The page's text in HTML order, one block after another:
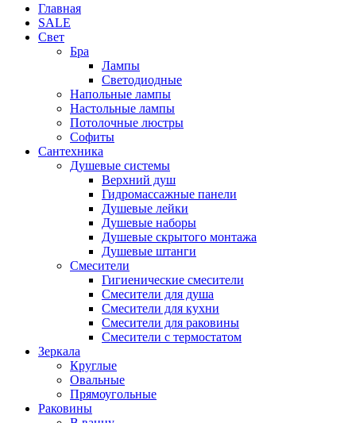
Главная
SALE
Свет
Бра
Лампы
Светодиодные
Напольные лампы
Настольные лампы
Потолочные люстры
Софиты
Сантехника
Душевые системы
Верхний душ
Гидромассажные панели
Душевые лейки
Душевые наборы
Душевые скрытого монтажа
Душевые штанги
Смесители
Гигиенические смесители
Смесители для душа
Смесители для кухни
Смесители для раковины
Смесители с термостатом
Зеркала
Круглые
Овальные
Прямоугольные
Раковины